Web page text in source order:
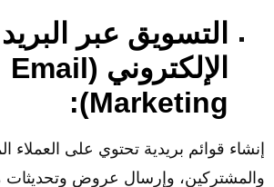
التسويق عبر البريد
الإلكتروني (Email
Marketing):
إنشاء قوائم بريدية تحتوي على العملاء
والمشتركين، وإرسال عروض